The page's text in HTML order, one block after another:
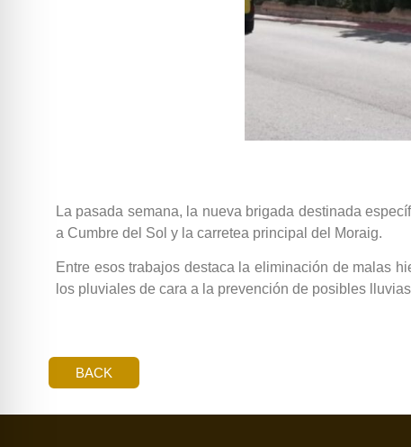
La pasada semana, la nueva brigada destinada
a Cumbre del Sol y la carretea principal del Moraig.
Entre esos trabajos destaca la eliminación de malas
los pluviales de cara a la prevención de posibles
BACK